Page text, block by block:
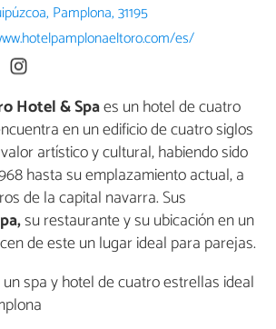
Pamplona, 31195
es/
Hotel & Spaes un hotel de cuatro
en un edificio de cuatro siglos
artístico y cultural, habiendo sido
hasta su emplazamiento actual, a
de la capital navarra. Sus
su restaurante y su ubicación en un
de este un lugar ideal para parejas.
spa y hotel de cuatro estrellas ideal